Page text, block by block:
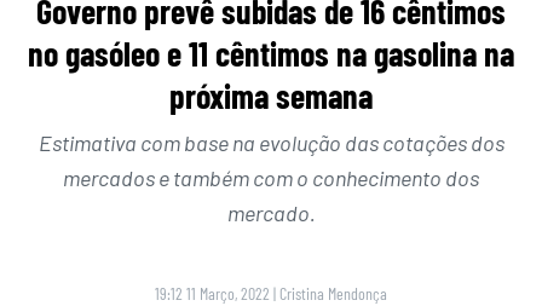
Governo prevê subidas de 16 cêntimos
no gasóleo e 11 cêntimos na gasolina na
próxima semana
Estimativa com base na evolução das cotações dos
mercados e também com o conhecimento dos
mercado.
19:12 11 Março, 2022 | Cristina Mendonça